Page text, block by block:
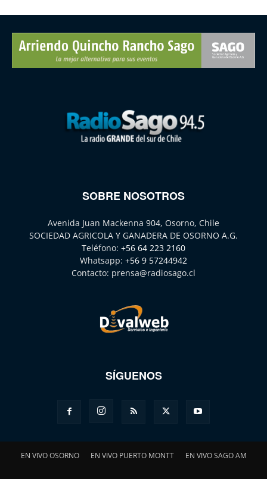
SOBRE NOSOTROS
Avenida Juan Mackenna 904, Osorno, Chile
SOCIEDAD AGRICOLA Y GANADERA DE OSORNO A.G.
Teléfono: +56 64 223 2160
Whatsapp: +56 9 57244942
Contacto: prensa@radiosago.cl
SÍGUENOS
EN VIVO OSORNO EN VIVO PUERTO MONTT EN VIVO SAGO AM